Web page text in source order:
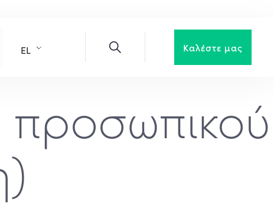
EL Καλέστε μας
προσωπικού